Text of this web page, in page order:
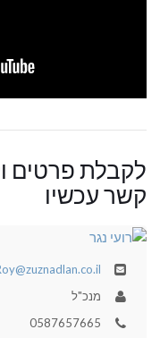
לקבלת פרטים
קשר עכשיו
מנכ"ל
0587657665